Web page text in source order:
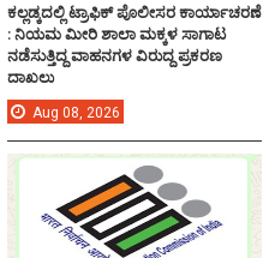
ಕಲ್ಲಡ್ಕದಲ್ಲಿ ಟ್ರಾಫಿಕ್ ಪೊಲೀಸರ ಕಾರ್ಯಾಚರಣೆ
: ನಿಯಮ ಮೀರಿ ಶಾಲಾ ಮಕ್ಕಳ ಸಾಗಾಟ
ನಡೆಸುತ್ತಿದ್ದ ವಾಹನಗಳ ವಿರುದ್ದ ಪ್ರಕರಣ
ದಾಖಲು
Aug 08, 2026